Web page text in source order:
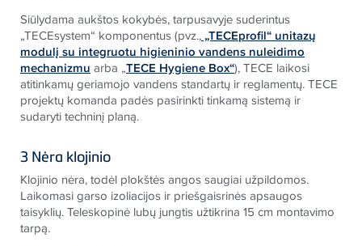
Siūlydama aukštos kokybės, tarpusavyje suderintus
„TECEsystem“ komponentus (pvz., „TECEprofil“ unitazų
modulį su integruotu higieninio vandens nuleidimo
mechanizmu arba „TECE Hygiene Box“), TECE laikosi
atitinkamų geriamojo vandens standartų ir reglamentų. TECE
projektų komanda padės pasirinkti tinkamą sistemą ir
sudaryti techninį planą.
3 Nėra klojinio
Klojinio nėra, todėl plokštės angos saugiai užpildomos.
Laikomasi garso izoliacijos ir priešgaisrinės apsaugos
taisyklių. Teleskopinė lubų jungtis užtikrina 15 cm montavimo
tarpą.